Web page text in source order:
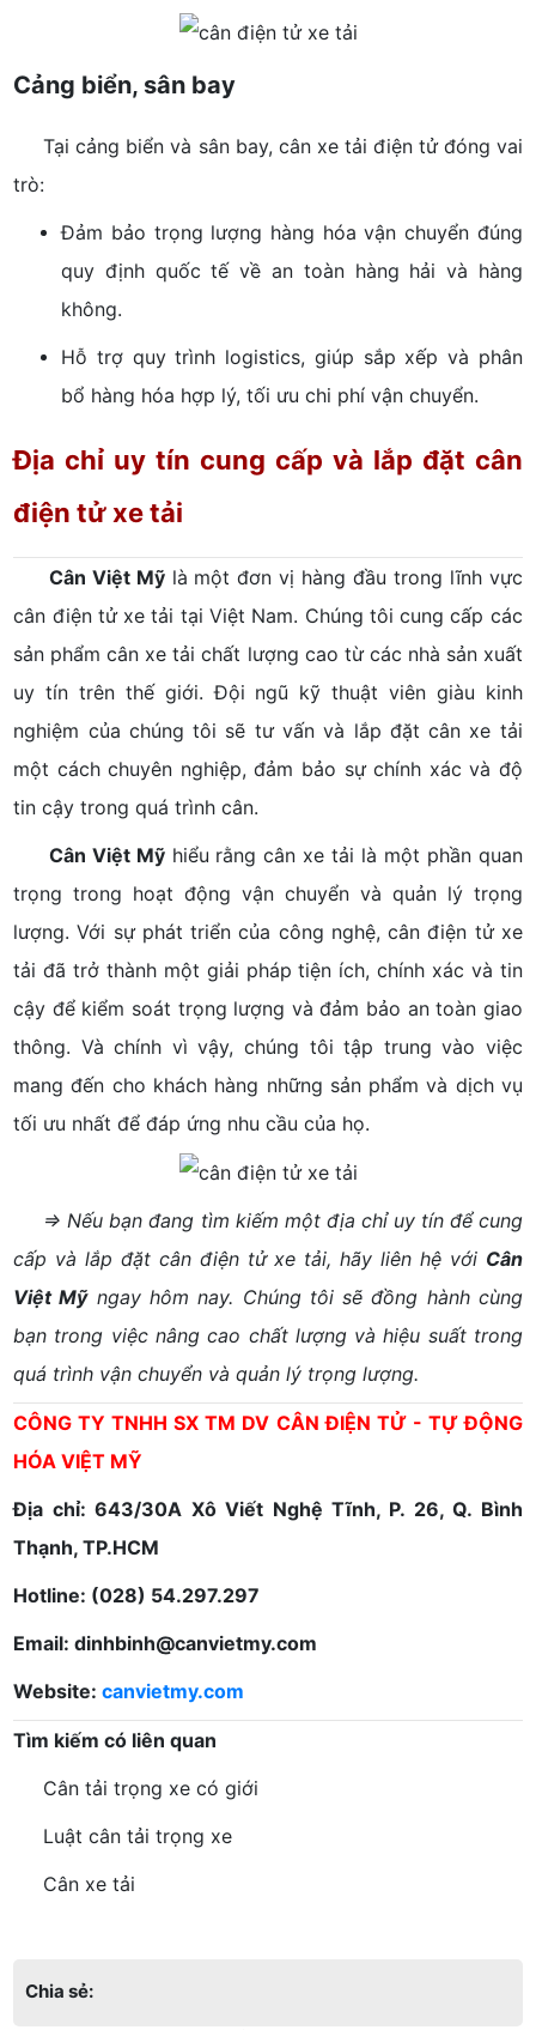
Cảng biển, sân bay
Tại cảng biển và sân bay, cân xe tải điện tử đóng vai
trò:
Đảm bảo trọng lượng hàng hóa vận chuyển đúng
quy định quốc tế về an toàn hàng hải và hàng
không.
Hỗ trợ quy trình logistics, giúp sắp xếp và phân
bổ hàng hóa hợp lý, tối ưu chi phí vận chuyển.
Địa chỉ uy tín cung cấp và lắp đặt cân
điện tử xe tải
Cân Việt Mỹlà một đơn vị hàng đầu trong lĩnh vực
cân điện tử xe tải tại Việt Nam. Chúng tôi cung cấp các
sản phẩm cân xe tải chất lượng cao từ các nhà sản xuất
uy tín trên thế giới. Đội ngũ kỹ thuật viên giàu kinh
nghiệm của chúng tôi sẽ tư vấn và lắp đặt cân xe tải
một cách chuyên nghiệp, đảm bảo sự chính xác và độ
tin cậy trong quá trình cân.
Cân Việt Mỹhiểu rằng cân xe tải là một phần quan
trọng trong hoạt động vận chuyển và quản lý trọng
lượng. Với sự phát triển của công nghệ, cân điện tử xe
tải đã trở thành một giải pháp tiện ích, chính xác và tin
cậy để kiểm soát trọng lượng và đảm bảo an toàn giao
thông. Và chính vì vậy, chúng tôi tập trung vào việc
mang đến cho khách hàng những sản phẩm và dịch vụ
tối ưu nhất để đáp ứng nhu cầu của họ.
⇒ Nếu bạn đang tìm kiếm một địa chỉ uy tín để cung
cấp và lắp đặt cân điện tử xe tải, hãy liên hệ với Cân
Việt Mỹngay hôm nay. Chúng tôi sẽ đồng hành cùng
bạn trong việc nâng cao chất lượng và hiệu suất trong
quá trình vận chuyển và quản lý trọng lượng.
CÔNG TY TNHH SX TM DV CÂN ĐIỆN TỬ - TỰ ĐỘNG
HÓA VIỆT MỸ
Địa chỉ: 643/30A Xô Viết Nghệ Tĩnh, P. 26, Q. Bình
Thạnh, TP.HCM
Hotline: (028) 54.297.297
Email: dinhbinh@canvietmy.com
Website:canvietmy.com
Tìm kiếm có liên quan
Cân tải trọng xe có giới
Luật cân tải trọng xe
Cân xe tải
Chia sẻ: